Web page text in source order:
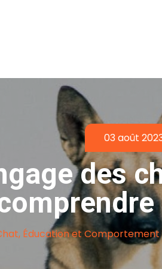
03 août
des
Éducation et Comportement